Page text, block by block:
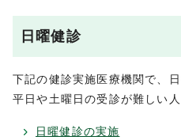
日曜健診
下記の健診実施医療機関で、
平日や土曜日の受診が難しい
日曜健診の実施